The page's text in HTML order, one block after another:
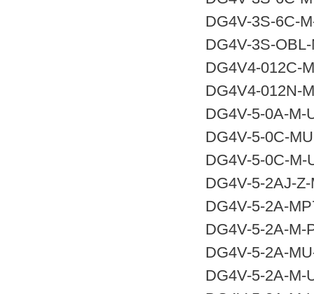
DG4V-3S-6C-
DG4V-3S-
DG4V4-012C-
DG4V4-012N-
DG4V-5-0A-M-
DG4V-5-0C-
DG4V-5-0C-M-
DG4V-5-2AJ-Z-
DG4V-5-2A-
DG4V-5-2A-M-
DG4V-5-2A-
DG4V-5-2A-M-